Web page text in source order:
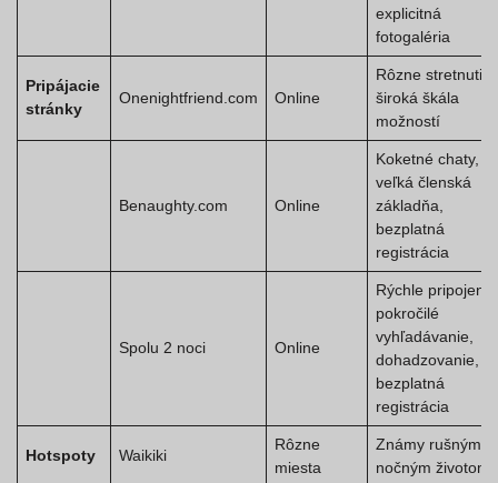
explicitná
fotogaléria
Pripájacie
stránky
Onenightfriend.com Online
Rôzne stretnutia,
široká škála
možností
Benaughty.com Online
Koketné chaty,
veľká členská
základňa,
bezplatná
registrácia
Spolu 2 noci Online
Rýchle
pokročilé
vyhľadávanie,
dohadzovanie,
bezplatná
registrácia
Hotspoty Waikiki
Rôzne
miesta
Známy rušným
nočným životom